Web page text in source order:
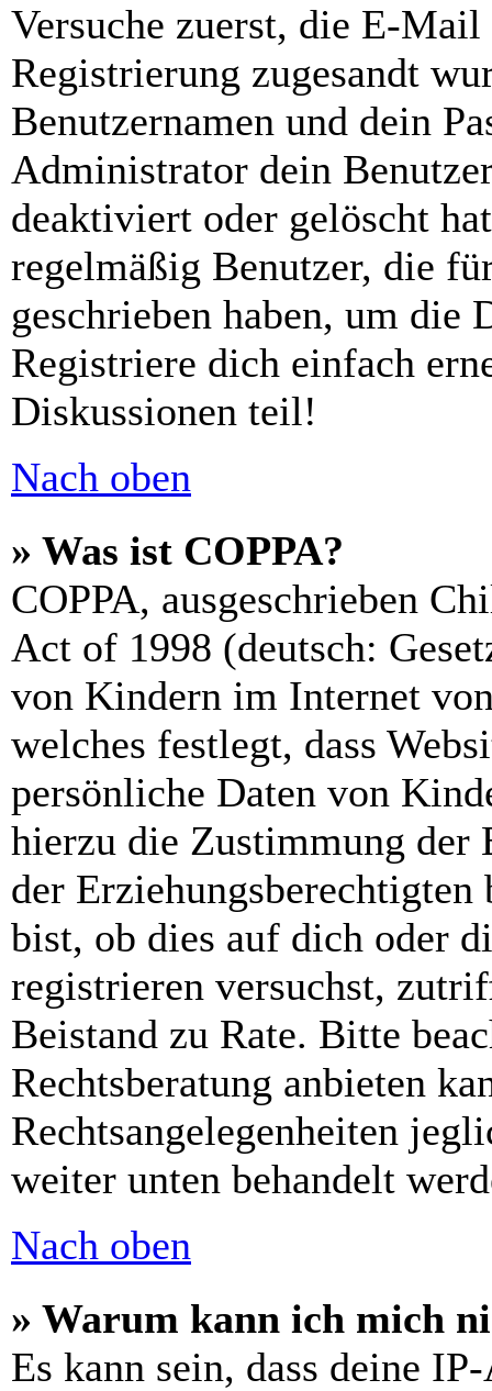
Versuche zuerst, die E-
Registrierung zugesandt
Benutzernamen und dein
Administrator dein
deaktiviert oder gelöscht
regelmäßig Benutzer, die
geschrieben haben, um die
Registriere dich einfach
Diskussionen teil!
Nach oben
» Was ist COPPA?
COPPA, ausgeschrieben
Act of 1998 (deutsch:
von Kindern im Internet
welches festlegt, dass
persönliche Daten von
hierzu die Zustimmung der
der
bist, ob dies auf dich oder
registrieren versuchst,
Beistand zu Rate. Bitte
Rechtsberatung anbieten
Rechtsangelegenheiten
weiter unten behandelt
Nach oben
» Warum kann ich mich
Es kann sein, dass deine